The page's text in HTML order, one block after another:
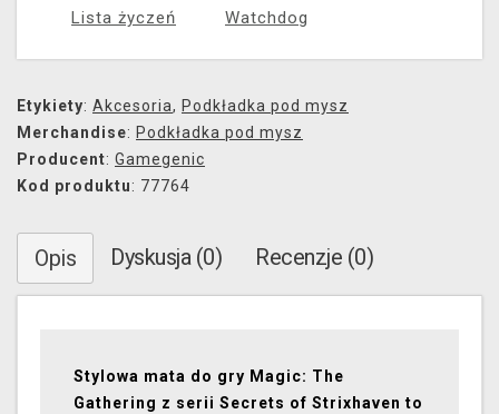
Lista życzeń Watchdog
Etykiety: Akcesoria, Podkładka pod mysz
Merchandise: Podkładka pod mysz
Producent: Gamegenic
Kod produktu: 77764
Opis Dyskusja (0) Recenzje (0)
Stylowa mata do gry Magic: The
Gathering z serii Secrets of Strixhaven to